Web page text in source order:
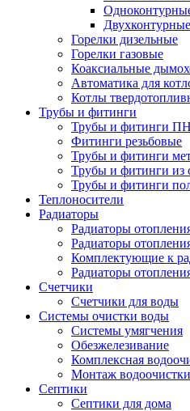
Горелки дизельные
Горелки газовые
Коаксиальные
Автоматика для
Котлы
Трубы и фитинги
Трубы и фитинги
Фитинги резьбовые
Трубы и фитинги
Трубы и фитинги из
Трубы и фитинги
Теплоносители
Радиаторы
Радиаторы
Радиаторы
Комплектующие к
Радиаторы
Cчетчики
Счетчики для воды
Системы очистки воды
Системы умягчения
Обезжелезивание
Комплексная
Монтаж водоочистки
Септики
Септики для дома